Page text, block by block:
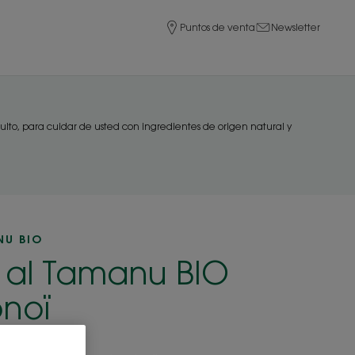
Puntos de venta Newsletter
para cuidar de usted con ingredientes de origen natural y
BIO
Tamanu BIO